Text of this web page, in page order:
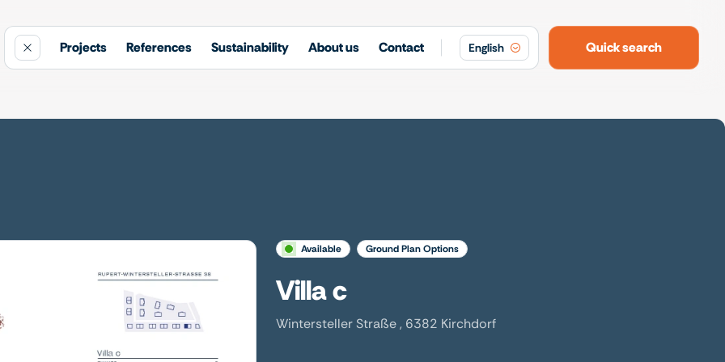
Projects References Sustainability About us Contact English Quick search
available ground plan options
Villa c
Wintersteller Straße , 6382 Kirchdorf